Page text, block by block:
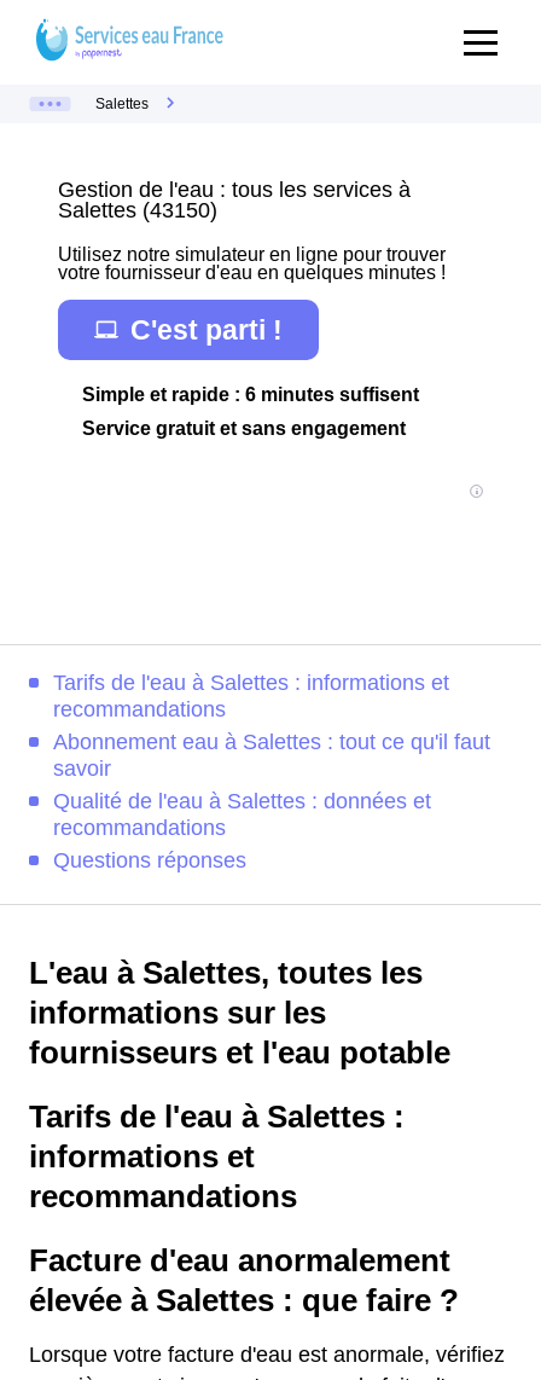
Salettes
Gestion de l'eau : tous les services à
Salettes (43150)
Utilisez notre simulateur en ligne pour trouver
votre fournisseur d'eau en quelques minutes !
C'est parti !
Simple et rapide : 6 minutes suffisent
Service gratuit et sans engagement
Tarifs de l'eau à Salettes : informations et
recommandations
Abonnement eau à Salettes : tout ce qu'il faut
savoir
Qualité de l'eau à Salettes : données et
recommandations
Questions réponses
L'eau à Salettes, toutes les
informations sur les
fournisseurs et l'eau potable
Tarifs de l'eau à Salettes :
informations et
recommandations
Facture d'eau anormalement
élevée à Salettes : que faire ?
Lorsque votre facture d'eau est anormale, vérifiez